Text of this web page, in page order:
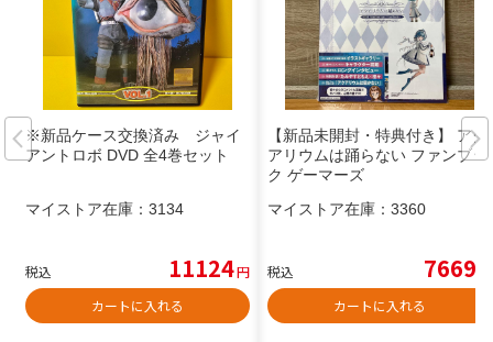
※新品ケース交換済み ジャイ
アントロボ DVD 全4巻セット
マイストア在庫： 3134
税込 11124円
カートに入れる
【新品未開封・特典付き】 アク
アリウムは踊らない ファンブッ
ク ゲーマーズ
マイストア在庫： 3360
税込 7669
カートに入れる